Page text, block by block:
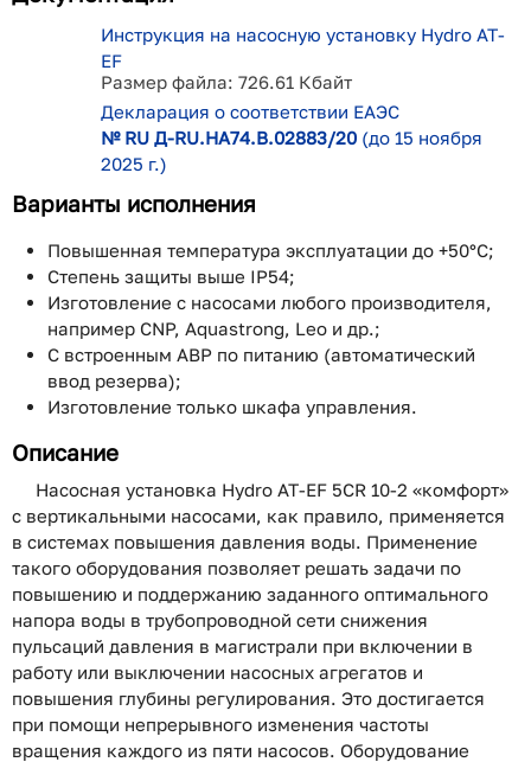
Инструкция на насосную установку Hydro AT-
EF
Размер файла: 726.61 Кбайт
Декларация о соответствии ЕАЭС
№ RU Д-RU.НA74.В.02883/20 (до 15 ноября
2025 г.)
Варианты исполнения
Повышенная температура эксплуатации до +50°С;
Степень защиты выше IP54;
Изготовление с насосами любого производителя,
например CNP, Aquastrong, Leo и др.;
С встроенным АВР по питанию (автоматический
ввод резерва);
Изготовление только шкафа управления.
Описание
Насосная установка Hydro AT-EF 5CR 10-2 «комфорт»
с вертикальными насосами, как правило, применяется
в системах повышения давления воды. Применение
такого оборудования позволяет решать задачи по
повышению и поддержанию заданного оптимального
напора воды в трубопроводной сети снижения
пульсаций давления в магистрали при включении в
работу или выключении насосных агрегатов и
повышения глубины регулирования. Это достигается
при помощи непрерывного изменения частоты
вращения каждого из пяти насосов. Оборудование